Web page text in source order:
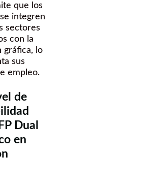
que los
integren
sectores
con la
gráfica, lo
sus
empleo.
de
Dual
en